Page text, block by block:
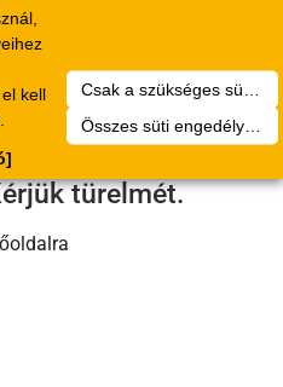
kell
Összes süti engedélyezése
hiba történt.
hamarosan
türelmét.